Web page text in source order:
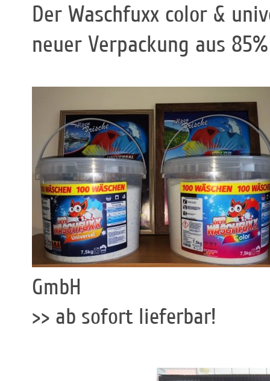
Der Waschfuxx color &
neuer Verpackung aus
GmbH
>> ab sofort lieferbar!